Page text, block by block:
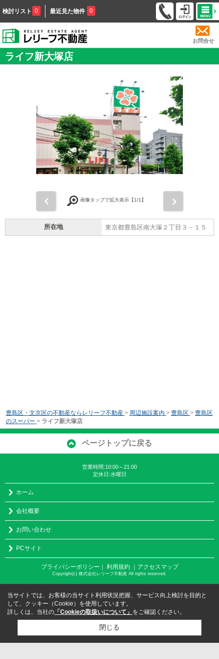
検討リスト 0 最近見た物件 0
お問合せ
ライフ新大塚店
画像タップで拡大表示【1/1】
所在地 東京都豊島区南大塚２丁目３－１５
豊島区・文京区の不動産ならレリーフ不動産 > 周辺施設案内 > 豊島区 > 豊島区
のスーパー > ライフ新大塚店
ページトップに戻る
営業時間:10:00～21:00
定休日:水曜日
ホーム
会社概要
お問い合わせ
PCサイト
プライバシーポリシー ｜ 利用規約 ｜アクセスマップ
Copyright(c) 株式会社レリーフ不動産 All rights reserved.
当サイトでは、お客様の当サイト利用状況把握、サービス向上検討を目的と
して、クッキー（Cookie）を使用しています。
詳しくは、当社の 「Cookieの取扱いについて」 をご確認ください。
閉じる